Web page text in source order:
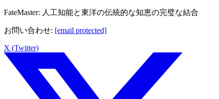
FateMaster: 人工知能と東洋の伝統的な知恵の完璧な結合
お問い合わせ: [email protected]
X (Twitter)